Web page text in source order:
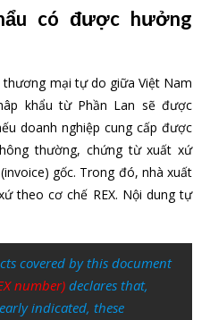
có được hưởng
mại tự do giữa Việt Nam
khẩu từ Phần Lan sẽ được
doanh nghiệp cung cấp được
thường, chứng từ xuất xứ
gốc. Trong đó, nhà xuất
theo cơ chế REX. Nội dung tự
covered by this document
number) declares that,
indicated, these